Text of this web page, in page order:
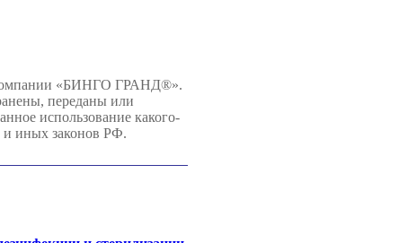
«БИНГО ГРАНД®».
переданы или
использование какого-
и иных законов РФ.